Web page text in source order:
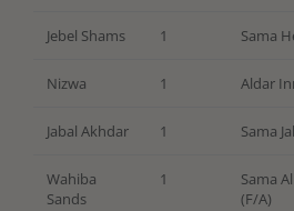
Jebel Shams 1 Sama
Nizwa 1 Aldar
Jabal Akhdar 1 Sama
Wahiba
Sands
1
Sama
(F/A)